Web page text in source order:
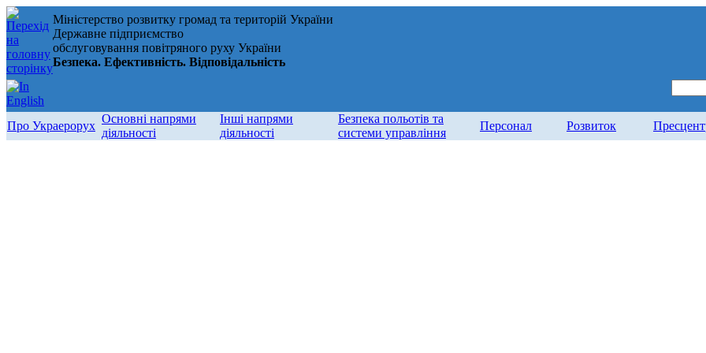
Міністерство розвитку громад та територій України
Державне підприємство
обслуговування повітряного руху України
Безпека. Ефективність. Відповідальність
Про Украерорух
Основні напрями
діяльності
Інші напрями
діяльності
Безпека польотів та
системи управління
Персонал Розвиток